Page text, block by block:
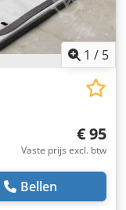
1 / 5
€ 95
Vaste prijs excl. btw
Bellen